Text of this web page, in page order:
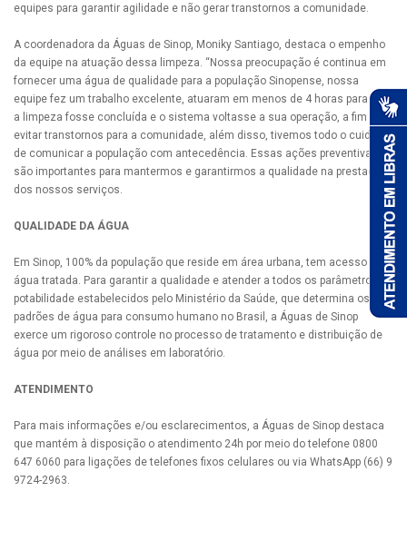
equipes para garantir agilidade e não gerar transtornos a comunidade.
A coordenadora da Águas de Sinop, Moniky Santiago, destaca o empenho
da equipe na atuação dessa limpeza. “Nossa preocupação é continua em
fornecer uma água de qualidade para a população Sinopense, nossa
equipe fez um trabalho excelente, atuaram em menos de 4 horas para que
a limpeza fosse concluída e o sistema voltasse a sua operação, a fim de
evitar transtornos para a comunidade, além disso, tivemos todo o cuidado
de comunicar a população com antecedência. Essas ações preventivas
são importantes para mantermos e garantirmos a qualidade na prestação
dos nossos serviços.
QUALIDADE DA ÁGUA
Em Sinop, 100% da população que reside em área urbana, tem acesso à
água tratada. Para garantir a qualidade e atender a todos os parâmetros de
potabilidade estabelecidos pelo Ministério da Saúde, que determina os
padrões de água para consumo humano no Brasil, a Águas de Sinop
exerce um rigoroso controle no processo de tratamento e distribuição de
água por meio de análises em laboratório.
ATENDIMENTO
Para mais informações e/ou esclarecimentos, a Águas de Sinop destaca
que mantém à disposição o atendimento 24h por meio do telefone 0800
647 6060 para ligações de telefones fixos celulares ou via WhatsApp (66) 9
9724-2963.